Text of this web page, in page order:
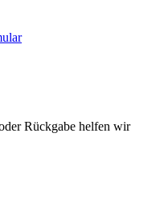
Rückgabe helfen wir